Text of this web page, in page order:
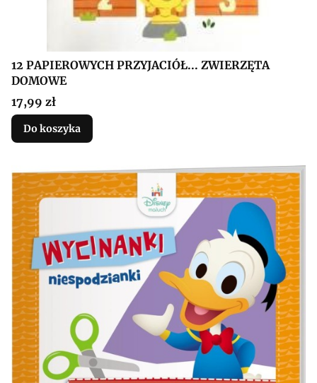
12 PAPIEROWYCH PRZYJACIÓŁ... ZWIERZĘTA
DOMOWE
Cena
17,99 zł
Do koszyka